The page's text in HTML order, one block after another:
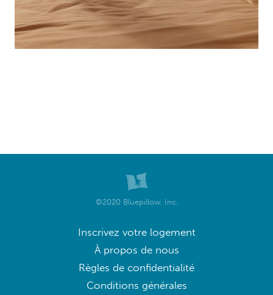
©2020 Bluepillow, Inc.
Inscrivez votre logement
À propos de nous
Règles de confidentialité
Conditions générales